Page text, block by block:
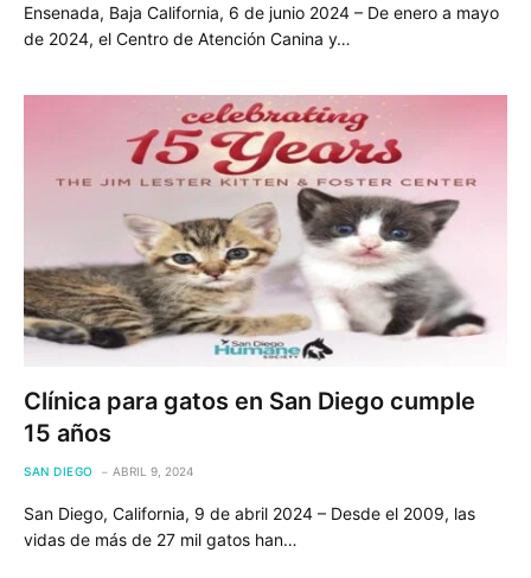
Ensenada, Baja California, 6 de junio 2024 – De enero a mayo
de 2024, el Centro de Atención Canina y…
Clínica para gatos en San Diego cumple
15 años
SAN DIEGO ABRIL 9, 2024
San Diego, California, 9 de abril 2024 – Desde el 2009, las
vidas de más de 27 mil gatos han…